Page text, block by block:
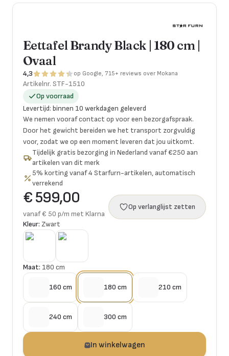
Eettafel Brandy Black | 180 cm |
Ovaal
4,3 op Google, 715+ reviews over Mokana
Artikelnr. STF-1510
Op voorraad
Levertijd: binnen 10 werkdagen geleverd
We nemen vooraf contact op voor een bezorgafspraak.
Door het gewicht bereiden we het transport zorgvuldig
voor, zodat we op een moment leveren dat jou uitkomt.
Tijdelijk gratis bezorging in Nederland vanaf €250 aan
artikelen van dit merk
5% korting vanaf 4 Starfurn-artikelen, automatisch
verrekend
€ 599,00
vanaf € 50 p/m met Klarna
Op verlanglijst zetten
Kleur: Zwart
Maat: 180 cm
160 cm 180 cm 210 cm
240 cm 300 cm
In winkelwagen